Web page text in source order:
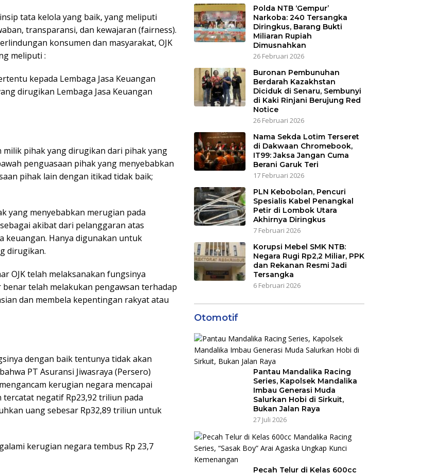
tata kelola yang baik, yang meliputi
transparansi, dan kewajaran (fairness).
konsumen dan masyarakat, OJK
meliputi :
kepada Lembaga Jasa Keuangan
dirugikan Lembaga Jasa Keuangan
pihak yang dirugikan dari pihak yang
penguasaan pihak yang menyebabkan
pihak lain dengan itikad tidak baik;
yang menyebabkan merugian pada
akibat dari pelanggaran atas
keuangan. Hanya digunakan untuk
dirugikan.
OJK telah melaksanakan fungsinya
telah melakukan pengawsan terhadap
dan membela kepentingan rakyat atau
dengan baik tentunya tidak akan
PT Asuransi Jiwasraya (Persero)
kerugian negara mencapai
negatif Rp23,92 triliun pada
uang sebesar Rp32,89 triliun untuk
kerugian negara tembus Rp 23,7
Polda NTB ‘Gempur’
Narkoba: 240 Tersangka
Diringkus, Barang Bukti
Miliaran Rupiah
Dimusnahkan
26 Februari 2026
Buronan Pembunuhan
Berdarah Kazakhstan
Diciduk di Senaru, Sembunyi
di Kaki Rinjani Berujung Red
Notice
26 Februari 2026
Nama Sekda Lotim Terseret
di Dakwaan Chromebook,
IT99: Jaksa Jangan Cuma
Berani Garuk Teri
17 Februari 2026
PLN Kebobolan, Pencuri
Spesialis Kabel Penangkal
Petir di Lombok Utara
Akhirnya Diringkus
7 Februari 2026
Korupsi Mebel SMK NTB:
Negara Rugi Rp2,2 Miliar, PPK
dan Rekanan Resmi Jadi
Tersangka
6 Februari 2026
Otomotif
Pantau Mandalika Racing
Series, Kapolsek Mandalika
Imbau Generasi Muda
Salurkan Hobi di Sirkuit,
Bukan Jalan Raya
27 Juli 2026
Pecah Telur di Kelas 600cc